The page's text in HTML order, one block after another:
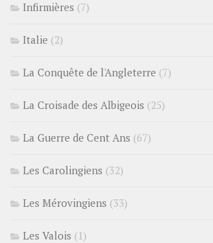
Infirmières (7)
Italie (2)
La Conquête de l'Angleterre (7)
La Croisade des Albigeois (25)
La Guerre de Cent Ans (67)
Les Carolingiens (32)
Les Mérovingiens (33)
Les Valois (1)